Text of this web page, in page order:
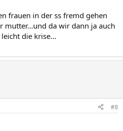
frauen in der ss fremd gehen
da wir dann ja auch
die krise...
#8